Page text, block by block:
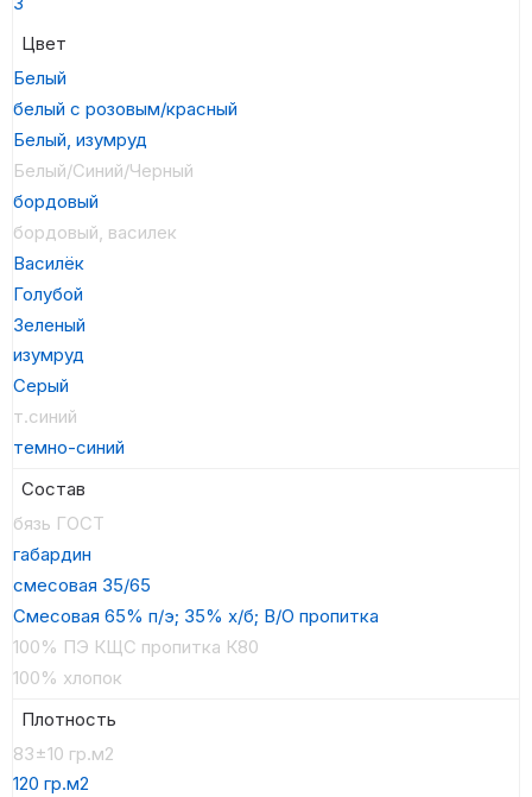
Цвет
Белый
белый с розовым/красный
Белый, изумруд
Белый/Синий/Черный
бордовый
бордовый, василек
Василёк
Голубой
Зеленый
изумруд
Серый
т.синий
темно-синий
Состав
бязь ГОСТ
габардин
смесовая 35/65
Смесовая 65% п/э; 35% х/б; В/О пропитка
100% ПЭ КЩС пропитка К80
100% хлопок
Плотность
83±10 гр.м2
120 гр.м2